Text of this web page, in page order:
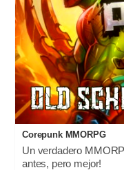
Corepunk MMORPG
Un verdadero
antes, pero mejor!